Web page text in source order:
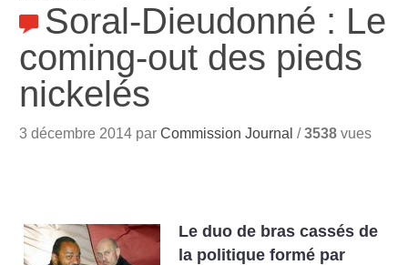
Soral-Dieudonné : Le
coming-out des pieds
nickelés
3 décembre 2014 parCommission Journal /3538 vues
Le duo de bras cassés de
la politique formé par